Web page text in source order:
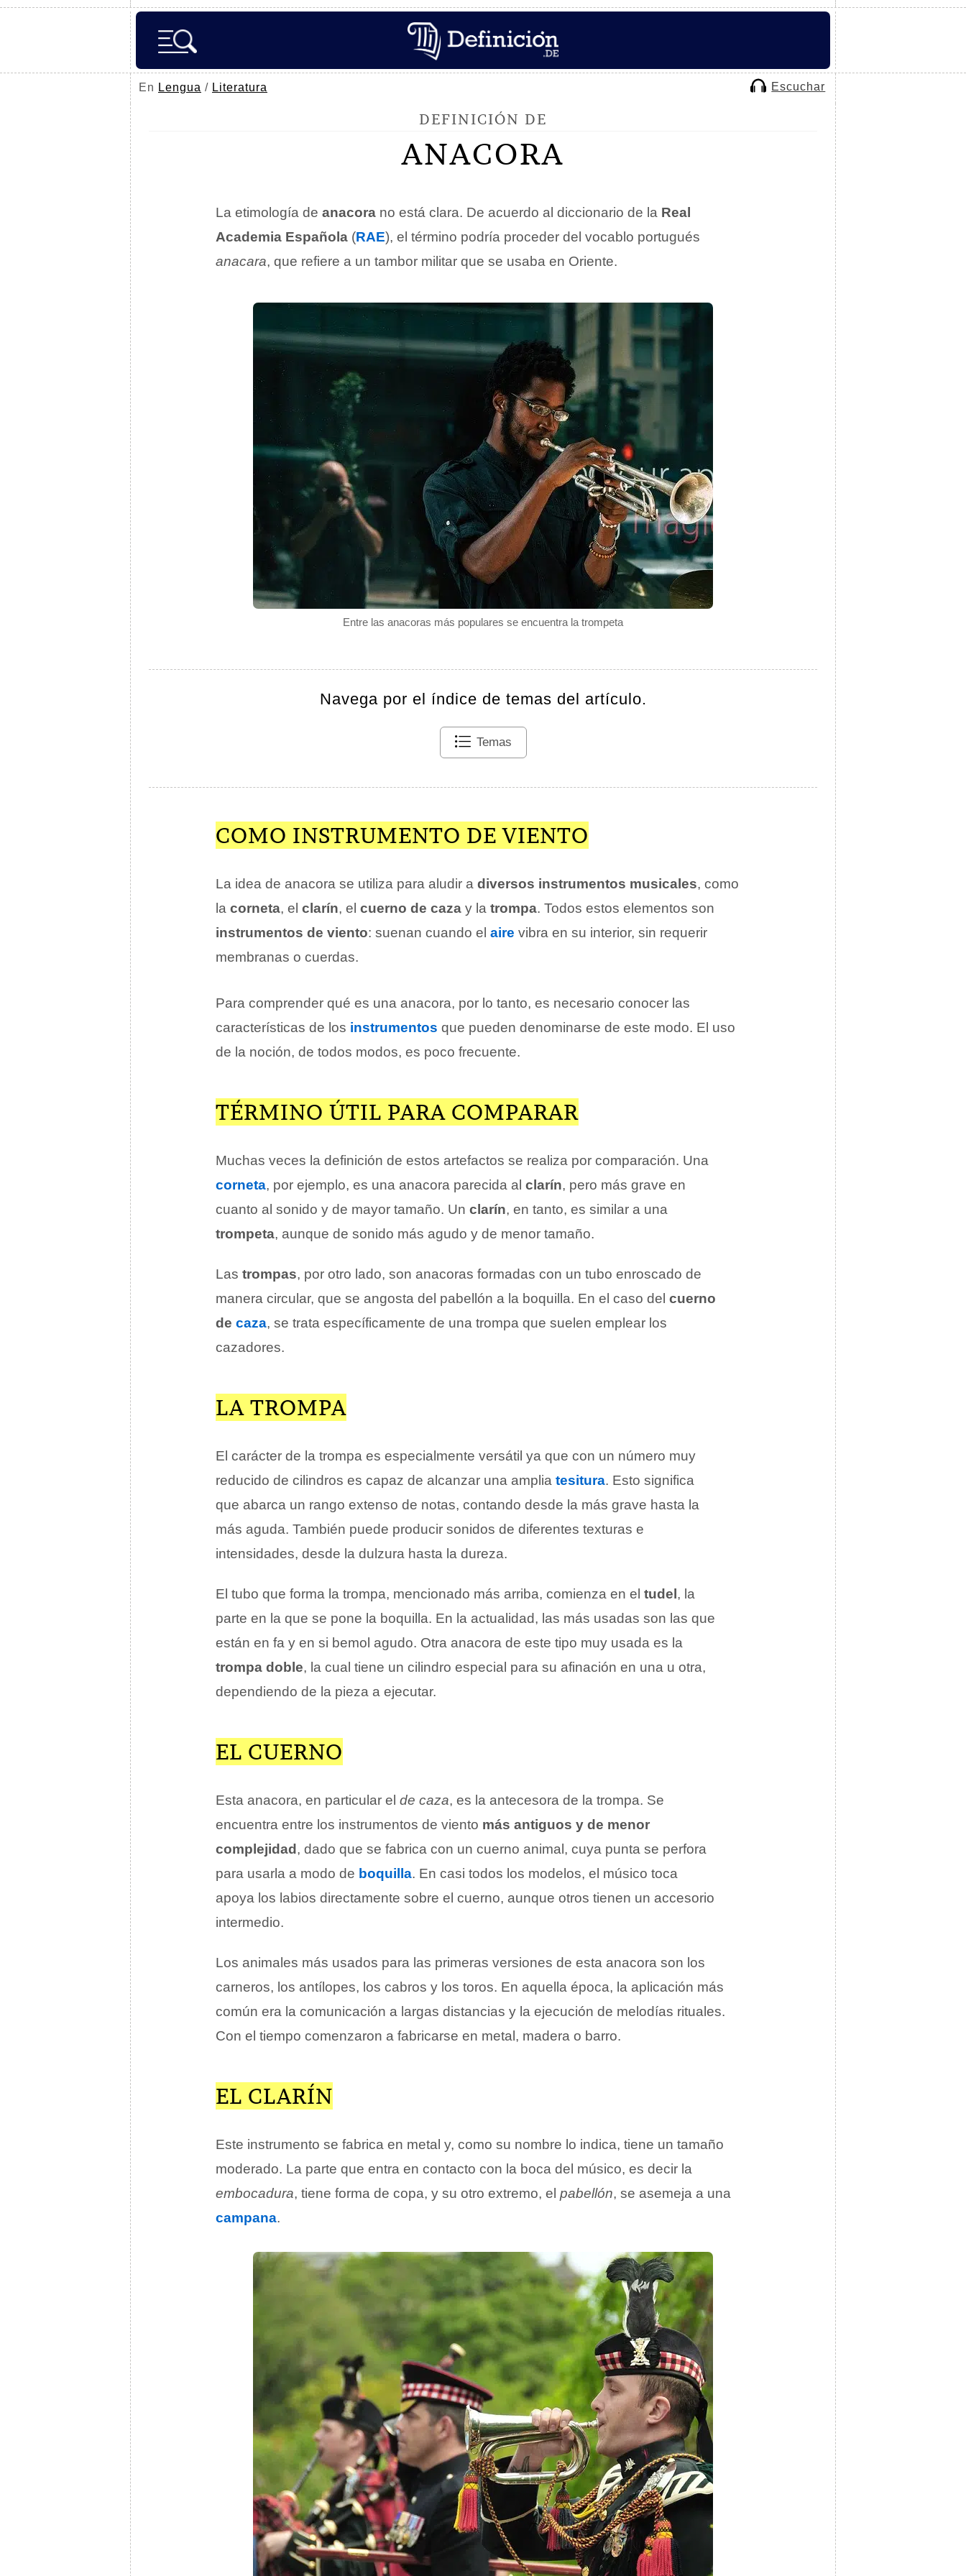
En Lengua / Literatura Escuchar
DEFINICIÓN DE
ANACORA
Entre las anacoras más populares se encuentra la trompeta
La etimología de anacora no está clara. De acuerdo al diccionario de la Real
Academia Española (RAE), el término podría proceder del vocablo portugués
anacara, que refiere a un tambor militar que se usaba en Oriente.
Navega por el índice de temas del artículo.
Temas
COMO INSTRUMENTO DE VIENTO
La idea de anacora se utiliza para aludir a diversos instrumentos musicales, como
la corneta, el clarín, el cuerno de caza y la trompa. Todos estos elementos son
instrumentos de viento: suenan cuando el aire vibra en su interior, sin requerir
membranas o cuerdas.
Para comprender qué es una anacora, por lo tanto, es necesario conocer las
características de los instrumentos que pueden denominarse de este modo. El uso
de la noción, de todos modos, es poco frecuente.
TÉRMINO ÚTIL PARA COMPARAR
Muchas veces la definición de estos artefactos se realiza por comparación. Una
corneta, por ejemplo, es una anacora parecida al clarín, pero más grave en
cuanto al sonido y de mayor tamaño. Un clarín, en tanto, es similar a una
trompeta, aunque de sonido más agudo y de menor tamaño.
Las trompas, por otro lado, son anacoras formadas con un tubo enroscado de
manera circular, que se angosta del pabellón a la boquilla. En el caso del cuerno
de caza, se trata específicamente de una trompa que suelen emplear los
cazadores.
LA TROMPA
El carácter de la trompa es especialmente versátil ya que con un número muy
reducido de cilindros es capaz de alcanzar una amplia tesitura. Esto significa
que abarca un rango extenso de notas, contando desde la más grave hasta la
más aguda. También puede producir sonidos de diferentes texturas e
intensidades, desde la dulzura hasta la dureza.
El tubo que forma la trompa, mencionado más arriba, comienza en el tudel , la
parte en la que se pone la boquilla. En la actualidad, las más usadas son las que
están en fa y en si bemol agudo. Otra anacora de este tipo muy usada es la
trompa doble, la cual tiene un cilindro especial para su afinación en una u otra,
dependiendo de la pieza a ejecutar.
EL CUERNO
Esta anacora, en particular el de caza, es la antecesora de la trompa. Se
encuentra entre los instrumentos de viento más antiguos y de menor
complejidad , dado que se fabrica con un cuerno animal, cuya punta se perfora
para usarla a modo de boquilla. En casi todos los modelos, el músico toca
apoya los labios directamente sobre el cuerno, aunque otros tienen un accesorio
intermedio.
Los animales más usados para las primeras versiones de esta anacora son los
carneros, los antílopes, los cabros y los toros. En aquella época, la aplicación más
común era la comunicación a largas distancias y la ejecución de melodías rituales.
Con el tiempo comenzaron a fabricarse en metal, madera o barro.
EL CLARÍN
Este instrumento se fabrica en metal y, como su nombre lo indica, tiene un tamaño
moderado. La parte que entra en contacto con la boca del músico, es decir la
embocadura, tiene forma de copa, y su otro extremo, el pabellón, se asemeja a una
campana.